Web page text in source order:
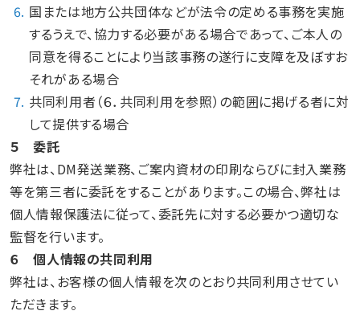
6. 国または地方公共団体などが法令の定める事務を実施
するうえで、協力する必要がある場合であって、ご本人の
同意を得ることにより当該事務の遂行に支障を及ぼすお
それがある場合
7. 共同利用者（６．共同利用を参照）の範囲に掲げる者に対
して提供する場合
５ 委託
弊社は、DM発送業務、ご案内資材の印刷ならびに封入業務
等を第三者に委託をすることがあります。この場合、弊社は
個人情報保護法に従って、委託先に対する必要かつ適切な
監督を行います。
６ 個人情報の共同利用
弊社は、お客様の個人情報を次のとおり共同利用させてい
ただきます。